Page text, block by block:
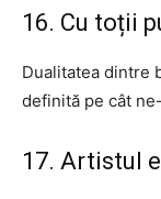
16. Cu toții
Dualitatea dintre
definită pe cât
17. Artistul